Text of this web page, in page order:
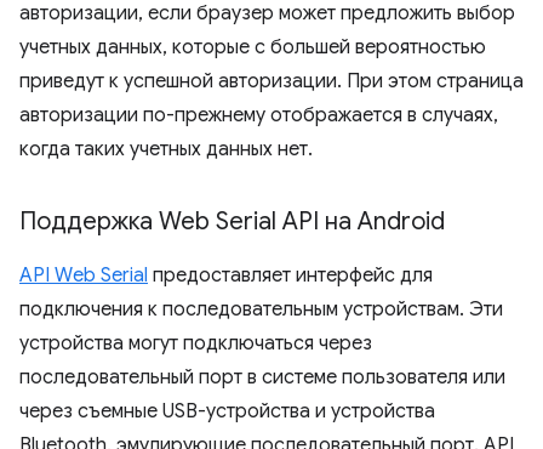
авторизации, если браузер может предложить выбор
учетных данных, которые с большей вероятностью
приведут к успешной авторизации. При этом страница
авторизации по-прежнему отображается в случаях,
когда таких учетных данных нет.
Поддержка Web Serial API на Android
API Web Serial предоставляет интерфейс для
подключения к последовательным устройствам. Эти
устройства могут подключаться через
последовательный порт в системе пользователя или
через съемные USB-устройства и устройства